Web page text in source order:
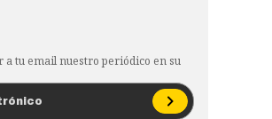
tu email nuestro periódico en su